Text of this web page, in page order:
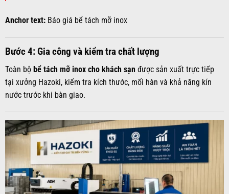
Anchor text: Báo giá bể tách mỡ inox
Bước 4: Gia công và kiểm tra chất lượng
Toàn bộ bể tách mỡ inox cho khách sạn được sản xuất trực tiếp
tại xưởng Hazoki, kiểm tra kích thước, mối hàn và khả năng kín
nước trước khi bàn giao.